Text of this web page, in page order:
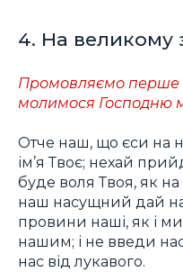
4. На великому
Промовляємо перше
молимося Господню
Отче наш, що єси на
ім’я Твоє; нехай
буде воля Твоя, як на
наш насущний дай
провини наші, як і
нашим; і не введи
нас від лукавого.